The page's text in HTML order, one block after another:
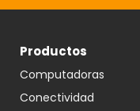
Productos
Computadoras
Conectividad